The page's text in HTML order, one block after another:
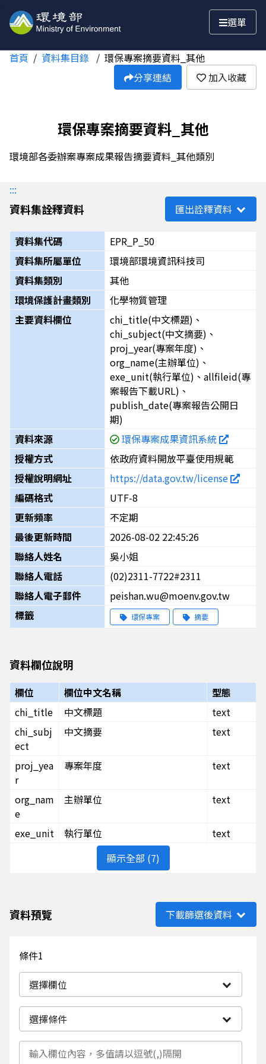
選單
首頁 資料集目錄
環保專案摘要資料_其他
分享連結
加入收藏
環保專案摘要資料_其他
環境部各委辦案專案成果報告摘要資料_其他類別
:::
資料集詮釋資料 匯出詮釋資料
資料集代碼
EPR_P_50
資料集所屬單位
環境部環境資訊科技司
資料集類別
其他
環境保護計畫類別
化學物質管理
主要資料欄位
chi_title(中文標題)、
chi_subject(中文摘要)、
proj_year(專案年度)、
org_name(主辦單位)、
exe_unit(執行單位)、allfileid(專
案報告下載URL)、
publish_date(專案報告公開日
期)
資料來源
環保專案成果資訊系統
授權方式
依政府資料開放平臺使用規範
授權說明網址
https://data.gov.tw/license
編碼格式
UTF-8
更新頻率
不定期
最後更新時間
2026-08-02 22:45:26
聯絡人姓名
吳小姐
聯絡人電話
(02)2311-7722#2311
聯絡人電子郵件
peishan.wu@moenv.gov.tw
標籤
環保專案 摘要
資料欄位說明
欄位 欄位中文名稱
型態
chi_title
中文標題
text
chi_subj
ect
中文摘要 text
proj_yea
r
專案年度 text
org_nam
e
主辦單位 text
exe_unit 執行單位
text
顯示全部 (7)
資料預覽 下載篩選後資料
條件1
選擇欄位
選擇條件